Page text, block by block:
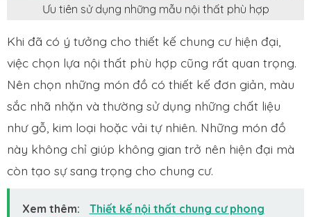
Ưu tiên sử dụng những mẫu nội thất phù hợp
Khi đã có ý tưởng cho thiết kế chung cư hiện đại,
việc chọn lựa nội thất phù hợp cũng rất quan trọng.
Nên chọn những món đồ có thiết kế đơn giản, màu
sắc nhã nhặn và thường sử dụng những chất liệu
như gỗ, kim loại hoặc vải tự nhiên. Những món đồ
này không chỉ giúp không gian trở nên hiện đại mà
còn tạo sự sang trọng cho chung cư.
Xem thêm:
Thiết kế nội thất chung cư phong